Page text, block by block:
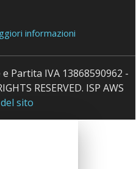
informazioni
Partita IVA 13868590962 -
RESERVED. ISP AWS
sito